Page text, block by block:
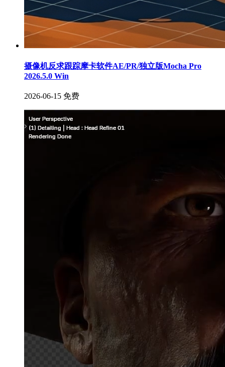
摄像机反求跟踪摩卡软件AE/PR/独立版Mocha Pro
2026.5.0 Win
2026-06-15 免费